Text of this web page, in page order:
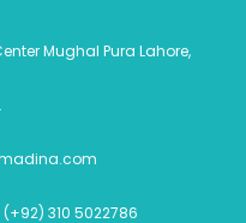
Mughal Pura Lahore,
310 5022786